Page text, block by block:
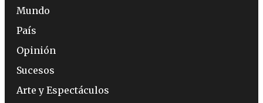
Mundo
País
Opinión
Sucesos
Arte y Espectáculos